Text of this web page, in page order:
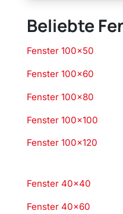
Beliebte
Fenster 100×50
Fenster 100×60
Fenster 100×80
Fenster 100×100
Fenster 100×120
Fenster 40×40
Fenster 40×60